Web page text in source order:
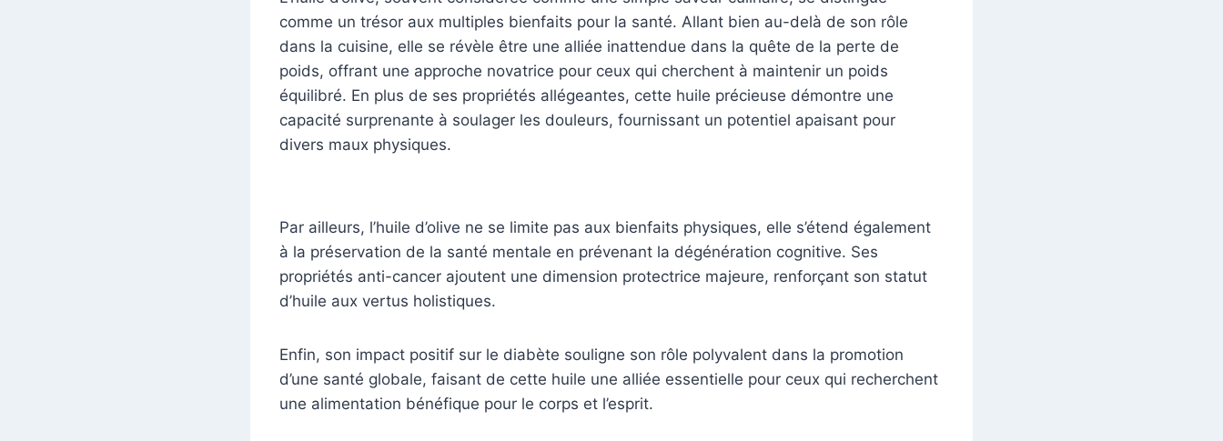
comme un trésor aux multiples bienfaits pour la santé. Allant bien au-delà de son rôle
dans la cuisine, elle se révèle être une alliée inattendue dans la quête de la perte de
poids, offrant une approche novatrice pour ceux qui cherchent à maintenir un poids
équilibré. En plus de ses propriétés allégeantes, cette huile précieuse démontre une
capacité surprenante à soulager les douleurs, fournissant un potentiel apaisant pour
divers maux physiques.
Par ailleurs, l’huile d’olive ne se limite pas aux bienfaits physiques, elle s’étend également
à la préservation de la santé mentale en prévenant la dégénération cognitive. Ses
propriétés anti-cancer ajoutent une dimension protectrice majeure, renforçant son statut
d’huile aux vertus holistiques.
Enfin, son impact positif sur le diabète souligne son rôle polyvalent dans la promotion
d’une santé globale, faisant de cette huile une alliée essentielle pour ceux qui recherchent
une alimentation bénéfique pour le corps et l’esprit.